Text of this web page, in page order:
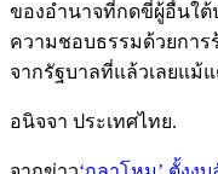
ของอำนาจที่กดขี่ผู้อื่นใต้
ความชอบธรรมด้วยการ
จากรัฐบาลที่แล้วเลยแม้
อนิจจา ประเทศไทย.